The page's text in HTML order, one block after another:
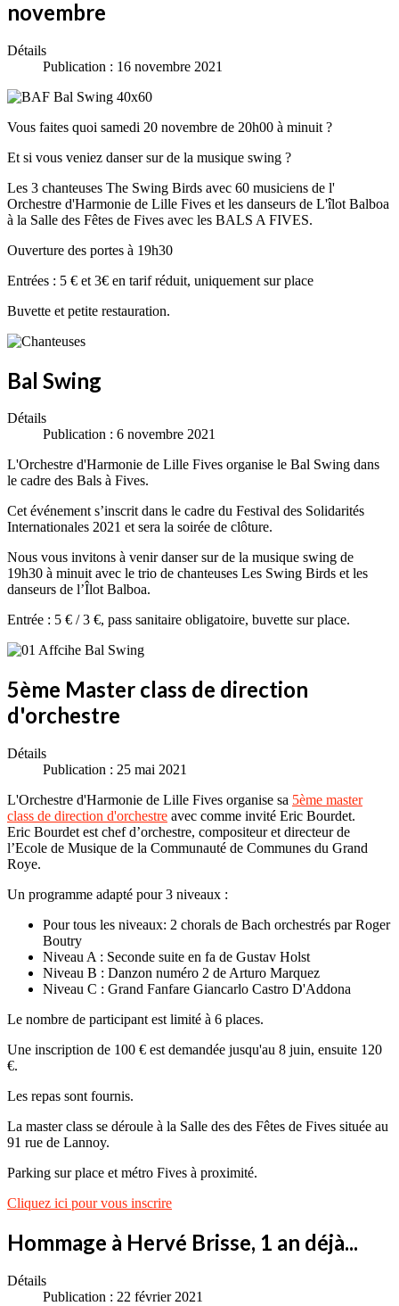
novembre
Détails
Publication : 16 novembre 2021
Vous faites quoi samedi 20 novembre de 20h00 à minuit ?
Et si vous veniez danser sur de la musique swing ?
Les 3 chanteuses The Swing Birds avec 60 musiciens de l'
Orchestre d'Harmonie de Lille Fives et les danseurs de L'îlot Balboa
à la Salle des Fêtes de Fives avec les BALS A FIVES.
Ouverture des portes à 19h30
Entrées : 5 € et 3€ en tarif réduit, uniquement sur place
Buvette et petite restauration.
Bal Swing
Détails
Publication : 6 novembre 2021
L'Orchestre d'Harmonie de Lille Fives organise le Bal Swing dans
le cadre des Bals à Fives.
Cet événement s’inscrit dans le cadre du Festival des Solidarités
Internationales 2021 et sera la soirée de clôture.
Nous vous invitons à venir danser sur de la musique swing de
19h30 à minuit avec le trio de chanteuses Les Swing Birds et les
danseurs de l’Îlot Balboa.
Entrée : 5 € / 3 €, pass sanitaire obligatoire, buvette sur place.
5ème Master class de direction
d'orchestre
Détails
Publication : 25 mai 2021
L'Orchestre d'Harmonie de Lille Fives organise sa 5ème master
class de direction d'orchestre avec comme invité Eric Bourdet.
Eric Bourdet est chef d’orchestre, compositeur et directeur de
l’Ecole de Musique de la Communauté de Communes du Grand
Roye.
Un programme adapté pour 3 niveaux :
Pour tous les niveaux: 2 chorals de Bach orchestrés par Roger
Boutry
Niveau A : Seconde suite en fa de Gustav Holst
Niveau B : Danzon numéro 2 de Arturo Marquez
Niveau C : Grand Fanfare Giancarlo Castro D'Addona
Le nombre de participant est limité à 6 places.
Une inscription de 100 € est demandée jusqu'au 8 juin, ensuite 120
€.
Les repas sont fournis.
La master class se déroule à la Salle des des Fêtes de Fives située au
91 rue de Lannoy.
Parking sur place et métro Fives à proximité.
Cliquez ici pour vous inscrire
Hommage à Hervé Brisse, 1 an déjà...
Détails
Publication : 22 février 2021